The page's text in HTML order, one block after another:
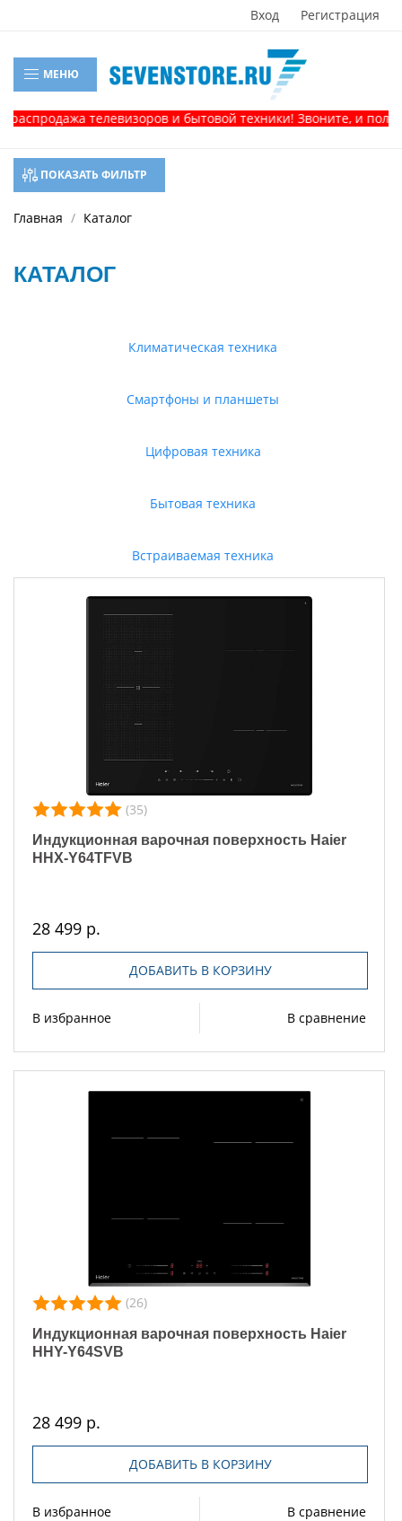
Вход Регистрация
МЕНЮ
телевизоров и бытовой техники! Звоните, и получите
ПОКАЗАТЬ ФИЛЬТР
Главная Каталог
КАТАЛОГ
Климатическая техника
Смартфоны и планшеты
Цифровая техника
Бытовая техника
Встраиваемая техника
(35)
Индукционная варочная поверхность Haier
HHX-Y64TFVB
28 499 р.
ДОБАВИТЬ В КОРЗИНУ
В избранное В сравнение
(26)
Индукционная варочная поверхность Haier
HHY-Y64SVB
28 499 р.
ДОБАВИТЬ В КОРЗИНУ
В избранное В сравнение